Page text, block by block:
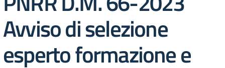
Avviso di selezione
esperto formazione e